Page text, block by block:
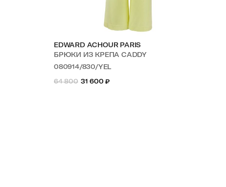
EDWARD ACHOUR PARIS
БРЮКИ ИЗ КРЕПА CADDY
080914/830/YEL
64 800
31 600 ₽